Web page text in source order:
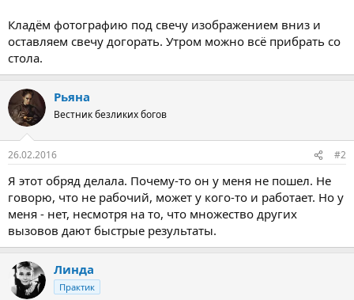
Кладём фотографию под свечу изображением вниз и
оставляем свечу догорать. Утром можно всё прибрать со
стола.
Рьяна
Вестник безликих богов
26.02.2016 #2
Я этот обряд делала. Почему-то он у меня не пошел. Не
говорю, что не рабочий, может у кого-то и работает. Но у
меня - нет, несмотря на то, что множество других
вызовов дают быстрые результаты.
Линда
Практик